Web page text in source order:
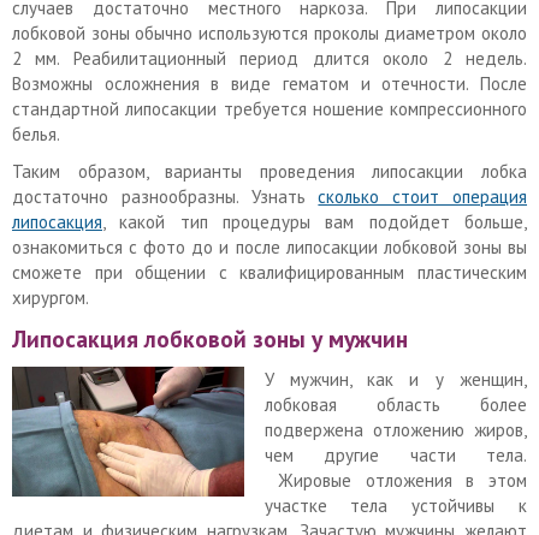
случаев достаточно местного наркоза. При липосакции
лобковой зоны обычно используются проколы диаметром около
2 мм. Реабилитационный период длится около 2 недель.
Возможны осложнения в виде гематом и отечности. После
стандартной липосакции требуется ношение компрессионного
белья.
Таким образом, варианты проведения липосакции лобка
достаточно разнообразны. Узнатьсколько стоит операция
липосакция , какой тип процедуры вам подойдет больше,
ознакомиться с фото до и после липосакции лобковой зоны вы
сможете при общении с квалифицированным пластическим
хирургом.
Липосакция лобковой зоны у мужчин
У мужчин, как и у женщин,
лобковая область более
подвержена отложению жиров,
чем другие части тела.
Жировые отложения в этом
участке тела устойчивы к
диетам и физическим нагрузкам. Зачастую мужчины желают